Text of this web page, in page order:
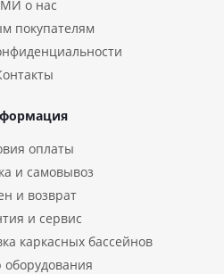
о нас
покупателям
оплаты
и самовывоз
и возврат
и сервис
каркасных бассейнов
оборудования